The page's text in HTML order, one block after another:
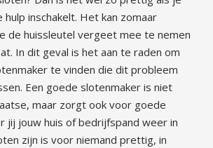
inschakelt. Het kan zomaar
de huissleutel vergeet mee te nemen
In dit geval is het aan te raden om
te vinden die dit probleem
Een goede slotenmaker is niet
maar zorgt ook voor goede
jij jouw huis of bedrijfspand weer in
zijn is voor niemand prettig, in